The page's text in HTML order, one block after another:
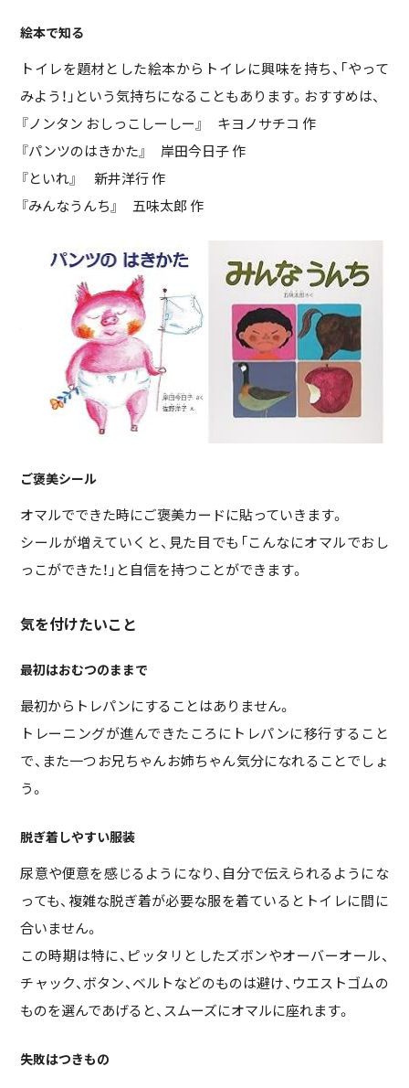
絵本で知る
トイレを題材とした絵本からトイレに興味を持ち、「やって
みよう！」という気持ちになることもあります。おすすめは、
『ノンタン おしっこしーしー』 キヨノサチコ 作
『パンツのはきかた』 岸田今日子 作
『といれ』 新井洋行 作
『みんなうんち』 五味太郎 作
ご褒美シール
オマルでできた時にご褒美カードに貼っていきます。
シールが増えていくと、見た目でも「こんなにオマルでおし
っこができた！」と自信を持つことができます。
気を付けたいこと
最初はおむつのままで
最初からトレパンにすることはありません。
トレーニングが進んできたころにトレパンに移行すること
で、また一つお兄ちゃんお姉ちゃん気分になれることでしょ
う。
脱ぎ着しやすい服装
尿意や便意を感じるようになり、自分で伝えられるようにな
っても、複雑な脱ぎ着が必要な服を着ているとトイレに間に
合いません。
この時期は特に、ピッタリとしたズボンやオーバーオール、
チャック、ボタン、ベルトなどのものは避け、ウエストゴムの
ものを選んであげると、スムーズにオマルに座れます。
失敗はつきもの